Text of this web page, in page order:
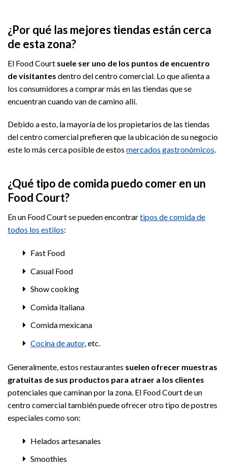
¿Por qué las mejores tiendas están cerca
de esta zona?
El Food Court suele ser uno de los puntos de encuentro
de visitantes dentro del centro comercial. Lo que alienta a
los consumidores a comprar más en las tiendas que se
encuentran cuando van de camino allí.
Debido a esto, la mayoría de los propietarios de las tiendas
del centro comercial prefieren que la ubicación de su negocio
este lo más cerca posible de estos mercados gastronómicos.
¿Qué tipo de comida puedo comer en un
Food Court?
En un Food Court se pueden encontrartipos de comida de
todos los estilos:
Fast Food
Casual Food
Show cooking
Comida italiana
Comida mexicana
Cocina de autor, etc.
Generalmente, estos restaurantes suelen ofrecer muestras
gratuitas de sus productos para atraer a los clientes
potenciales que caminan por la zona. El Food Court de un
centro comercial también puede ofrecer otro tipo de postres
especiales como son:
Helados artesanales
Smoothies